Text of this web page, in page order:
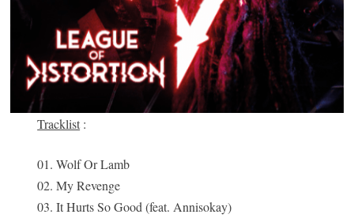
Tracklist :
01. Wolf Or Lamb
02. My Revenge
03. It Hurts So Good (feat. Annisokay)